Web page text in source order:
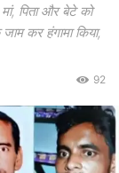
पिता और बेटे को
कर हंगामा किया,
92